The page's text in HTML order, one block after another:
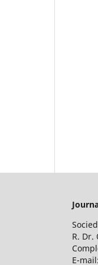
R. Dr.
E-